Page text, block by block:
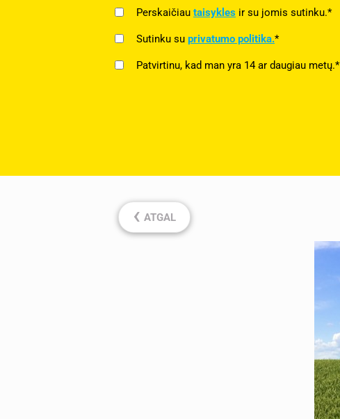
Perskaičiau taisykles ir su jomis sutinku.*
Sutinku su privatumo politika.*
Patvirtinu, kad man yra 14 ar daugiau metų.*
‹ ATGAL